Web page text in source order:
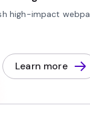
high-impact
Learn more